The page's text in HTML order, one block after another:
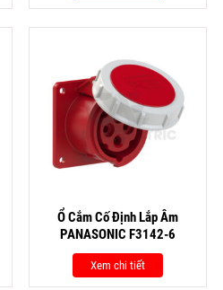
Ổ Cắm Cố Định Lắp Âm
PANASONIC F3142-6
Xem chi tiết